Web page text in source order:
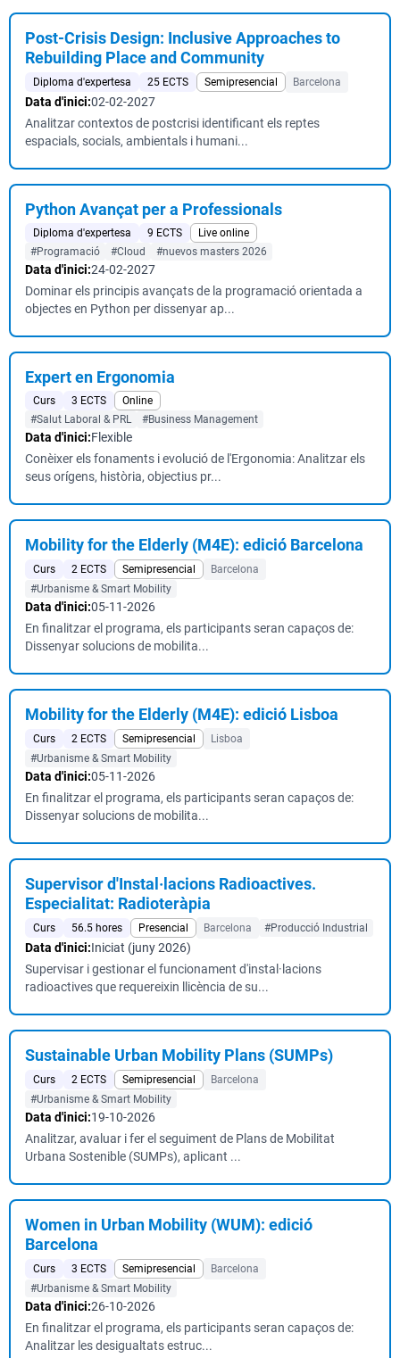
Post-Crisis Design: Inclusive Approaches to
Rebuilding Place and Community
Diploma d'expertesa 25 ECTS Semipresencial Barcelona
Data d'inici:02-02-2027
Analitzar contextos de postcrisi identificant els reptes
espacials, socials, ambientals i humani...
Python Avançat per a Professionals
Diploma d'expertesa 9 ECTS
Live online
#Programació
#Cloud #nuevos masters 2026
Data d'inici:24-02-2027
Dominar els principis avançats de la programació orientada a
objectes en Python per dissenyar ap...
Expert en Ergonomia
Curs 3 ECTS
Online
#Salut Laboral & PRL
#Business Management
Data d'inici:Flexible
Conèixer els fonaments i evolució de l'Ergonomia: Analitzar els
seus orígens, història, objectius pr...
Mobility for the Elderly (M4E): edició Barcelona
Curs 2 ECTS Semipresencial
Barcelona
#Urbanisme & Smart Mobility
Data d'inici:05-11-2026
En finalitzar el programa, els participants seran capaços de:
Dissenyar solucions de mobilita...
Mobility for the Elderly (M4E): edició Lisboa
Curs 2 ECTS Semipresencial
Lisboa
#Urbanisme & Smart Mobility
Data d'inici:05-11-2026
En finalitzar el programa, els participants seran capaços de:
Dissenyar solucions de mobilita...
Supervisor d'Instal·lacions Radioactives.
Especialitat: Radioteràpia
Curs 56.5 hores Presencial Barcelona #Producció Industrial
Data d'inici:Iniciat (juny 2026)
Supervisar i gestionar el funcionament d'instal·lacions
radioactives que requereixin llicència de su...
Sustainable Urban Mobility Plans (SUMPs)
Curs 2 ECTS Semipresencial
Barcelona
#Urbanisme & Smart Mobility
Data d'inici:19-10-2026
Analitzar, avaluar i fer el seguiment de Plans de Mobilitat
Urbana Sostenible (SUMPs), aplicant ...
Women in Urban Mobility (WUM): edició
Barcelona
Curs 3 ECTS Semipresencial
Barcelona
#Urbanisme & Smart Mobility
Data d'inici:26-10-2026
En finalitzar el programa, els participants seran capaços de:
Analitzar les desigualtats estruc...